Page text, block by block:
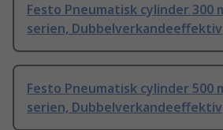
Festo Pneumatisk cylinder 300
serien, Dubbelverkandeeffektiv
Festo Pneumatisk cylinder 500
serien, Dubbelverkandeeffektiv